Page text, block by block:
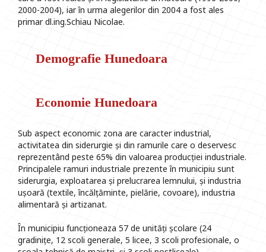
2000-2004), iar în urma alegerilor din 2004 a fost ales
primar dl.ing.Schiau Nicolae.
Demografie Hunedoara
Economie Hunedoara
Sub aspect economic zona are caracter industrial,
activitatea din siderurgie și din ramurile care o deservesc
reprezentând peste 65% din valoarea producției industriale.
Principalele ramuri industriale prezente în municipiu sunt
siderurgia, exploatarea și prelucrarea lemnului, și industria
ușoară (textile, încălțăminte, pielărie, covoare), industria
alimentară și artizanat.
În municipiu funcționeaza 57 de unități școlare (24
gradinițe, 12 scoli generale, 5 licee, 3 scoli profesionale, o